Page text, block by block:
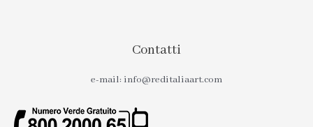
Contatti
e-mail: info@reditaliaart.com